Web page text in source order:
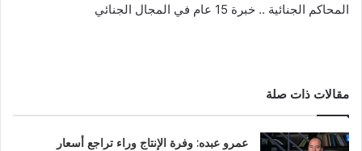
المحاكم الجنائية .. خبرة 15 عام في المجال الجنائي
مقالات ذات صلة
عمرو عبده: وفرة الإنتاج وراء تراجع أسعار